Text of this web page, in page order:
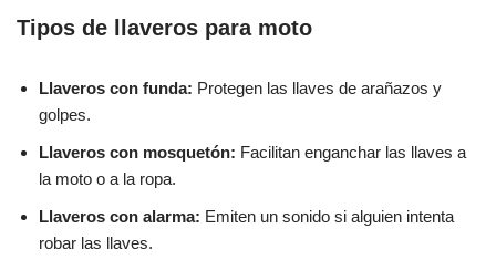
Tipos de llaveros para moto
Llaveros con funda: Protegen las llaves de arañazos y
golpes.
Llaveros con mosquetón: Facilitan enganchar las llaves a
la moto o a la ropa.
Llaveros con alarma: Emiten un sonido si alguien intenta
robar las llaves.